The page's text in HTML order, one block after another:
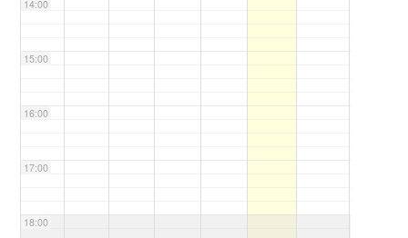
14:00
15:00
16:00
17:00
18:00